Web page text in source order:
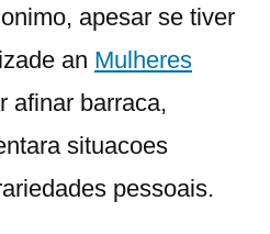
apesar se tiver
an Mulheres
afinar barraca,
situacoes
pessoais.